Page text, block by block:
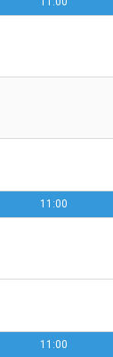
11:00
11:00